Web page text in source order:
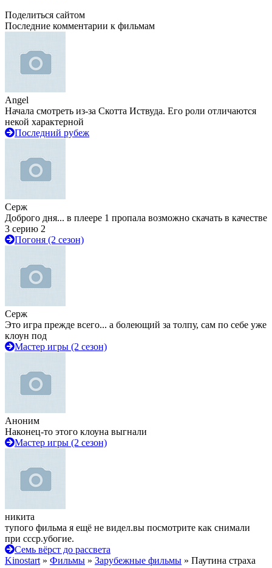
Поделиться сайтом
Последние комментарии к фильмам
Angel
Начала смотреть из-за Скотта Иствуда. Его роли отличаются
некой характерной
Последний рубеж
Серж
Доброго дня... в плеере 1 пропала возможно скачать в качестве
3 серию 2
Погоня (2 сезон)
Серж
Это игра прежде всего... а болеющий за толпу, сам по себе уже
клоун под
Мастер игры (2 сезон)
Аноним
Наконец-то этого клоуна выгнали
Мастер игры (2 сезон)
никита
тупого фильма я ещё не видел.вы посмотрите как снимали
при ссср.убогие.
Семь вёрст до рассвета
Kinostart » Фильмы » Зарубежные фильмы » Паутина страха